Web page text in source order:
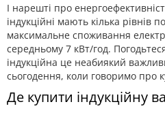
І нарешті про
індукційні мають кілька рівнів
максимальне споживання
середньому 7 кВт/год.
індукційна це неабиякий
сьогодення, коли говоримо про
Де купити індукційну